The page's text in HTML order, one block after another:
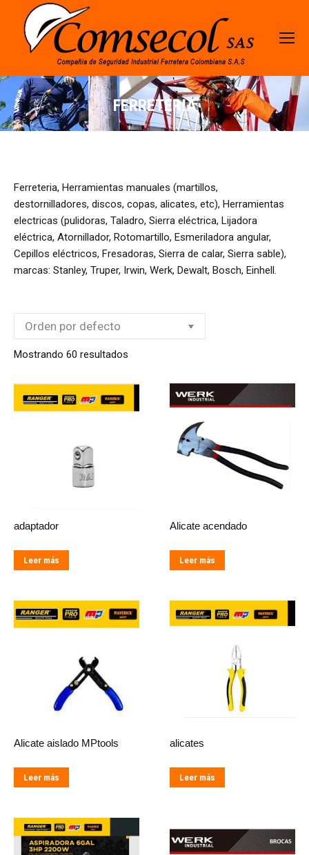
FERRETERIA
Ferreteria, Herramientas manuales (martillos,
destornilladores, discos, copas, alicates, etc), Herramientas
electricas (pulidoras, Taladro, Sierra eléctrica, Lijadora
eléctrica, Atornillador, Rotomartillo, Esmeriladora angular,
Cepillos eléctricos, Fresadoras, Sierra de calar, Sierra sable),
marcas: Stanley, Truper, Irwin, Werk, Dewalt, Bosch, Einhell.
Mostrando 60 resultados
adaptador
Leer más
Alicate acendado
Leer más
Alicate aislado MPtools
Leer más
alicates
Leer más